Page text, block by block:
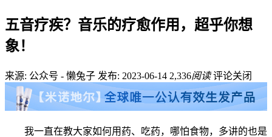
五音疗疾？音乐的疗愈作用，超乎你想
象！
来源: 公众号 - 懒兔子 发布: 2023-06-14 2,336阅读 评论关闭
我一直在教大家如何用药、吃药，哪怕食物，多讲的也是